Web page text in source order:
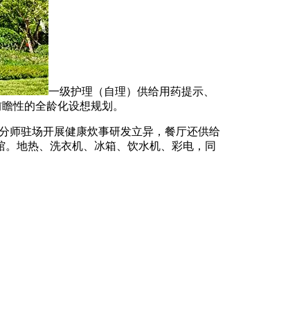
一级护理（自理）供给用药提示、
性的全龄化设想规划。
驻场开展健康炊事研发立异，餐厅还供给
地热、洗衣机、冰箱、饮水机、彩电，同